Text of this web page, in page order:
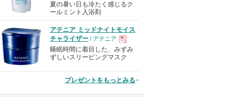
現
品
夏の暑い日も冷たく感じるク
ールミント入浴剤
アテニア ミッドナイトモイス
チャライザー / アテニア
現
品
睡眠時間に着目した、みずみ
ずしいスリーピングマスク
プレゼントをもっとみる